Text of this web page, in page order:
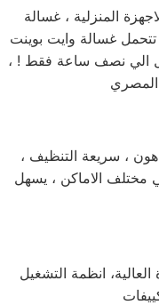
غسالة وايت بوينت
الي نصف ساعة فقط ! ،
، يمكنها العمل لمدة 24 ساعة كاملة دون توقف ، تعمل في مختلف الاماكن ، يسهل